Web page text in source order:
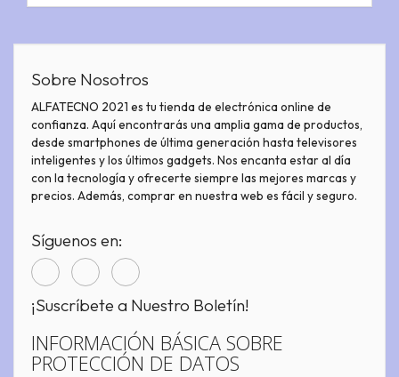
Sobre Nosotros
ALFATECNO 2021 es tu tienda de electrónica online de
confianza. Aquí encontrarás una amplia gama de productos,
desde smartphones de última generación hasta televisores
inteligentes y los últimos gadgets. Nos encanta estar al día
con la tecnología y ofrecerte siempre las mejores marcas y
precios. Además, comprar en nuestra web es fácil y seguro.
Síguenos en:
¡Suscríbete a Nuestro Boletín!
INFORMACIÓN BÁSICA SOBRE
PROTECCIÓN DE DATOS